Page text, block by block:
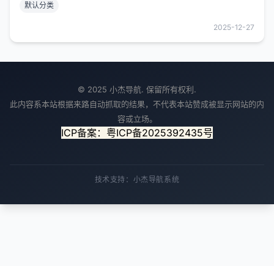
默认分类
2025-12-27
© 2025 小杰导航. 保留所有权利.
此内容系本站根据来路自动抓取的结果，不代表本站赞成被显示网站的内
容或立场。
ICP备案：粤ICP备2025392435号
技术支持：小杰导航系统